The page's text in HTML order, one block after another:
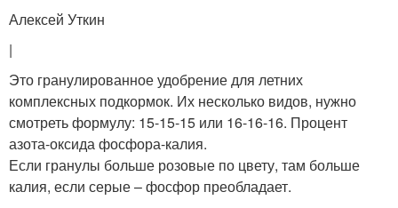
Алексей Уткин
|
Это гранулированное удобрение для летних
комплексных подкормок. Их несколько видов, нужно
смотреть формулу: 15-15-15 или 16-16-16. Процент
азота-оксида фосфора-калия.
Если гранулы больше розовые по цвету, там больше
калия, если серые – фосфор преобладает.